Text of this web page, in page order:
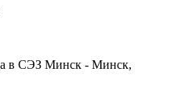
в СЭЗ Минск - Минск,